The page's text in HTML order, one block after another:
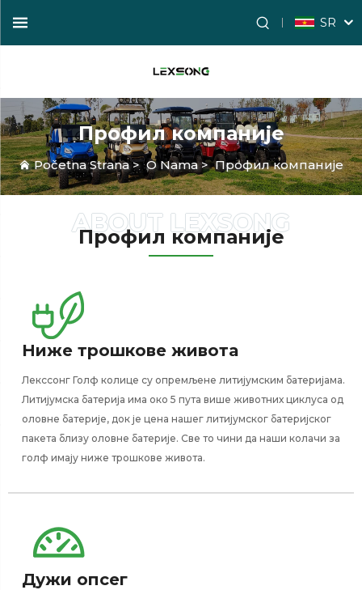
SR
Профил компаније
Početna Strana>O Nama>Профил компаније
Профил компаније
Ниже трошкове живота
Лекссонг Голф колице су опремљене литијумским батеријама.
Литијумска батерија има око 5 пута више животних циклуса од
оловне батерије, док је цена нашег литијумског батеријског
пакета близу оловне батерије. Све то чини да наши колачи за
голф имају ниже трошкове живота.
Дужи опсег